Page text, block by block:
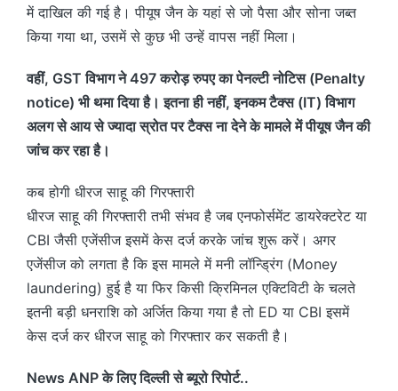
में दाखिल की गई है। पीयूष जैन के यहां से जो पैसा और सोना जब्त
किया गया था, उसमें से कुछ भी उन्हें वापस नहीं मिला।
वहीं, GST विभाग ने 497 करोड़ रुपए का पेनल्टी नोटिस (Penalty
notice) भी थमा दिया है। इतना ही नहीं, इनकम टैक्स (IT) विभाग
अलग से आय से ज्यादा स्रोत पर टैक्स ना देने के मामले में पीयूष जैन की
जांच कर रहा है।
कब होगी धीरज साहू की गिरफ्तारी
धीरज साहू की गिरफ्तारी तभी संभव है जब एनफोर्समेंट डायरेक्टरेट या
CBI जैसी एजेंसीज इसमें केस दर्ज करके जांच शुरू करें। अगर
एजेंसीज को लगता है कि इस मामले में मनी लॉन्ड्रिंग (Money
laundering) हुई है या फिर किसी क्रिमिनल एक्टिविटी के चलते
इतनी बड़ी धनराशि को अर्जित किया गया है तो ED या CBI इसमें
केस दर्ज कर धीरज साहू को गिरफ्तार कर सकती है।
News ANP के लिए दिल्ली से ब्यूरो रिपोर्ट..